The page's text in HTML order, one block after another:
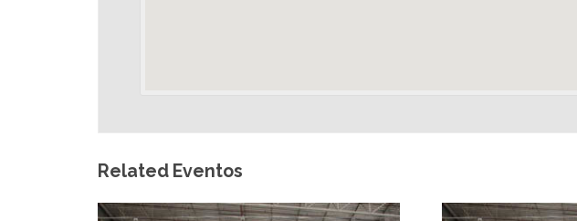
Related Eventos